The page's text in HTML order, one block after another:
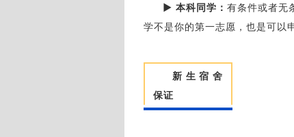
▶ 本科同学： 有条件或者
学不是你的第一志愿，也是可以
新生宿舍
保证